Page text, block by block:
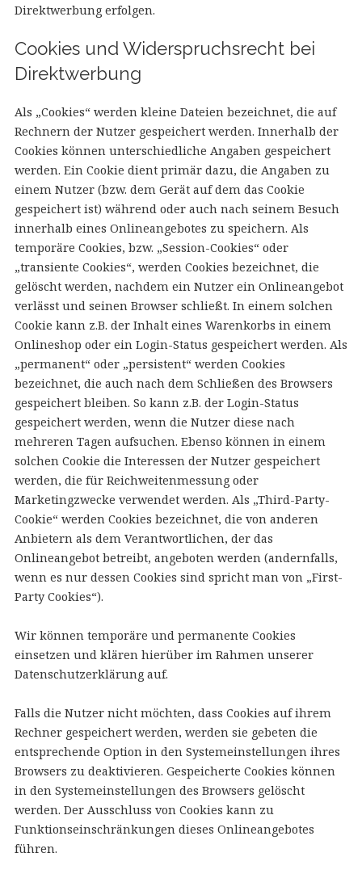
Direktwerbung erfolgen.
Cookies und Widerspruchsrecht bei
Direktwerbung
Als „Cookies“ werden kleine Dateien bezeichnet, die auf
Rechnern der Nutzer gespeichert werden. Innerhalb der
Cookies können unterschiedliche Angaben gespeichert
werden. Ein Cookie dient primär dazu, die Angaben zu
einem Nutzer (bzw. dem Gerät auf dem das Cookie
gespeichert ist) während oder auch nach seinem Besuch
innerhalb eines Onlineangebotes zu speichern. Als
temporäre Cookies, bzw. „Session-Cookies“ oder
„transiente Cookies“, werden Cookies bezeichnet, die
gelöscht werden, nachdem ein Nutzer ein Onlineangebot
verlässt und seinen Browser schließt. In einem solchen
Cookie kann z.B. der Inhalt eines Warenkorbs in einem
Onlineshop oder ein Login-Status gespeichert werden. Als
„permanent“ oder „persistent“ werden Cookies
bezeichnet, die auch nach dem Schließen des Browsers
gespeichert bleiben. So kann z.B. der Login-Status
gespeichert werden, wenn die Nutzer diese nach
mehreren Tagen aufsuchen. Ebenso können in einem
solchen Cookie die Interessen der Nutzer gespeichert
werden, die für Reichweitenmessung oder
Marketingzwecke verwendet werden. Als „Third-Party-
Cookie“ werden Cookies bezeichnet, die von anderen
Anbietern als dem Verantwortlichen, der das
Onlineangebot betreibt, angeboten werden (andernfalls,
wenn es nur dessen Cookies sind spricht man von „First-
Party Cookies“).
Wir können temporäre und permanente Cookies
einsetzen und klären hierüber im Rahmen unserer
Datenschutzerklärung auf.
Falls die Nutzer nicht möchten, dass Cookies auf ihrem
Rechner gespeichert werden, werden sie gebeten die
entsprechende Option in den Systemeinstellungen ihres
Browsers zu deaktivieren. Gespeicherte Cookies können
in den Systemeinstellungen des Browsers gelöscht
werden. Der Ausschluss von Cookies kann zu
Funktionseinschränkungen dieses Onlineangebotes
führen.